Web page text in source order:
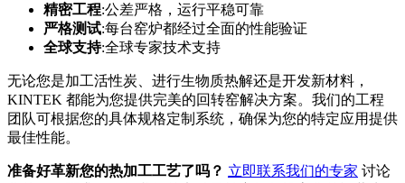
精密工程:公差严格，运行平稳可靠
严格测试:每台窑炉都经过全面的性能验证
全球支持:全球专家技术支持
无论您是加工活性炭、进行生物质热解还是开发新材料，
KINTEK 都能为您提供完美的回转窑解决方案。我们的工程
团队可根据您的具体规格定制系统，确保为您的特定应用提供
最佳性能。
准备好革新您的热加工工艺了吗？ 立即联系我们的专家 讨论